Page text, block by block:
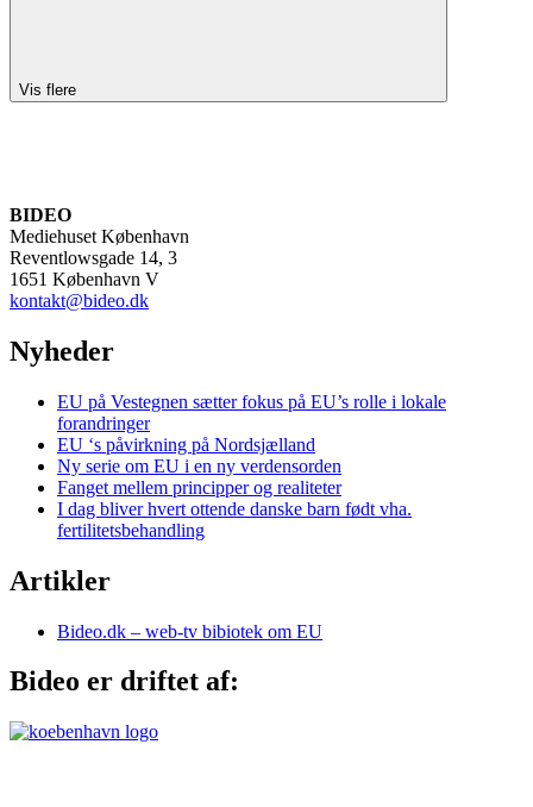
Vis flere
BIDEO
Mediehuset København
Reventlowsgade 14, 3
1651 København V
kontakt@bideo.dk
Nyheder
EU på Vestegnen sætter fokus på EU’s rolle i lokale
forandringer
EU ‘s påvirkning på Nordsjælland
Ny serie om EU i en ny verdensorden
Fanget mellem principper og realiteter
I dag bliver hvert ottende danske barn født vha.
fertilitetsbehandling
Artikler
Bideo.dk – web-tv bibiotek om EU
Bideo er driftet af: